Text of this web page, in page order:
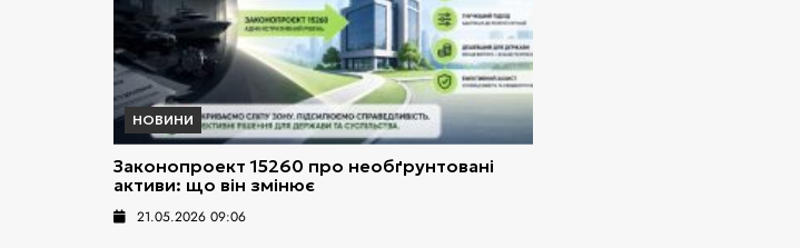
НОВИНИ
Законопроект 15260 про необґрунтовані
активи: що він змінює
21.05.2026 09:06